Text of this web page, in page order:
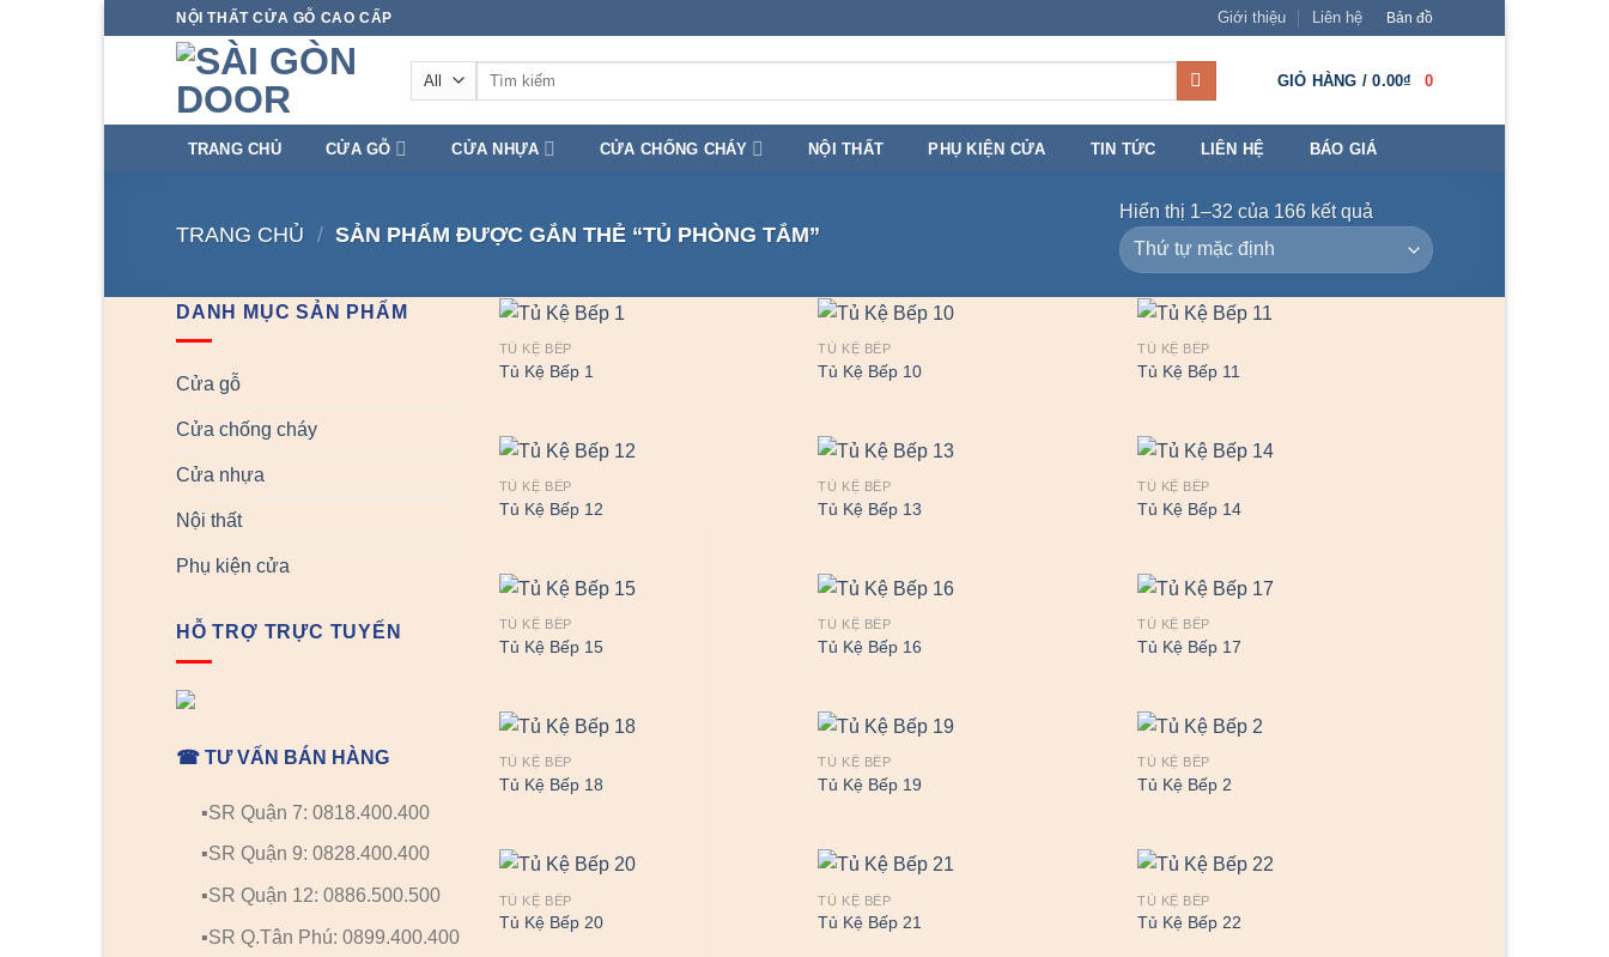
NỘI THẤT CỬA GỖ CAO CẤP Giới thiệu Liên hệ Bản đồ
Tìm
GIỎ HÀNG /0.00₫ 0
TRANG CHỦ CỬA GỖ CỬA NHỰA CỬA CHỐNG CHÁY NỘI THẤT PHỤ KIỆN CỬA TIN TỨC LIÊN HỆ BÁO GIÁ
TRANG CHỦ / SẢN PHẨM ĐƯỢC GẮN THẺ “TỦ PHÒNG TẮM”
Hiển thị 1–32 của 166 kết quả
DANH MỤC SẢN PHẨM
Cửa gỗ
Cửa chống cháy
Cửa nhựa
Nội thất
Phụ kiện cửa
HỖ TRỢ TRỰC TUYẾN
☎ TƯ VẤN BÁN HÀNG
▪️SR Quận 7: 0818.400.400
▪️SR Quận 9: 0828.400.400
▪️SR Quận 12: 0886.500.500
▪️SR Q.Tân Phú: 0899.400.400
TỦ KỆ BẾP
Tủ Kệ Bếp 1
TỦ KỆ BẾP
Tủ Kệ Bếp 10
TỦ KỆ BẾP
Tủ Kệ Bếp 11
TỦ KỆ BẾP
Tủ Kệ Bếp 12
TỦ KỆ BẾP
Tủ Kệ Bếp 13
TỦ KỆ BẾP
Tủ Kệ Bếp 14
TỦ KỆ BẾP
Tủ Kệ Bếp 15
TỦ KỆ BẾP
Tủ Kệ Bếp 16
TỦ KỆ BẾP
Tủ Kệ Bếp 17
TỦ KỆ BẾP
Tủ Kệ Bếp 18
TỦ KỆ BẾP
Tủ Kệ Bếp 19
TỦ KỆ BẾP
Tủ Kệ Bếp 2
TỦ KỆ BẾP
Tủ Kệ Bếp 20
TỦ KỆ BẾP
Tủ Kệ Bếp 21
TỦ KỆ BẾP
Tủ Kệ Bếp 22